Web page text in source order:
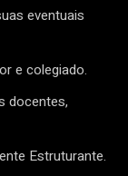
eventuais
e colegiado.
docentes,
Estruturante.